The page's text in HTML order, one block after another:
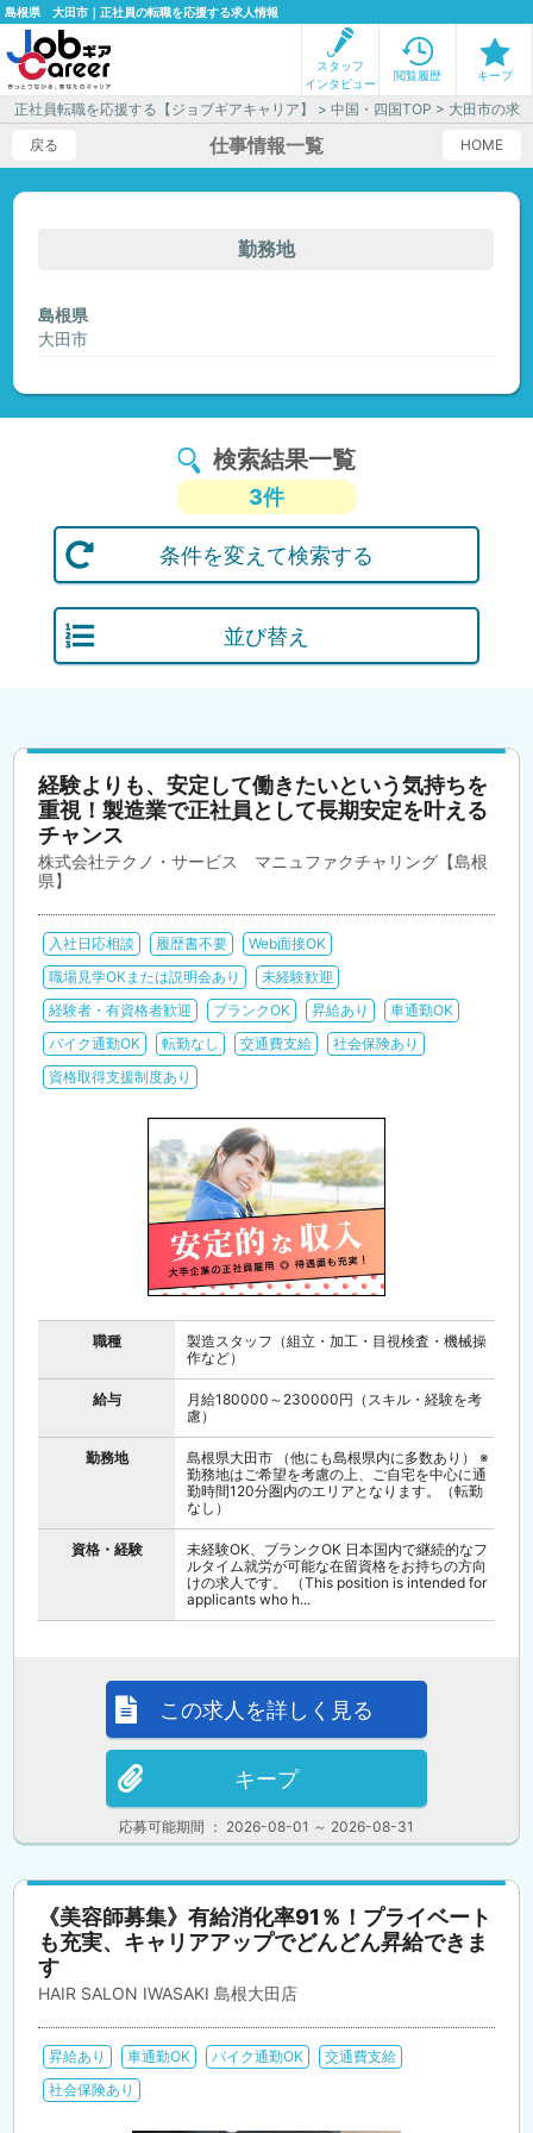
島根県 大田市｜正社員の転職を応援する求人情報
スタッフ
インタビュー
閲覧履歴 キープ
正社員転職を応援する【ジョブギアキャリア】 >中国・四国TOP > 大田市の求
戻る
HOME
仕事情報一覧
勤務地
島根県
大田市
検索結果一覧
3件
条件を変えて検索する
並び替え
経験よりも、安定して働きたいという気持ちを
重視！製造業で正社員として長期安定を叶える
チャンス
株式会社テクノ・サービス マニュファクチャリング【島根
県】
入社日応相談 履歴書不要
Web面接OK
職場見学OKまたは説明会あり
未経験歓迎
経験者・有資格者歓迎
ブランクOK 昇給あり
車通勤OK
バイク通勤OK
転勤なし 交通費支給
社会保険あり
資格取得支援制度あり
職種
製造スタッフ（組立・加工・目視検査・機械操
作など）
給与
月給180000～230000円（スキル・経験を考
慮）
勤務地
島根県大田市 （他にも島根県内に多数あり） ※
勤務地はご希望を考慮の上、ご自宅を中心に通
勤時間120分圏内のエリアとなります。（転勤
なし）
資格・経験
未経験OK、ブランクOK 日本国内で継続的なフ
ルタイム就労が可能な在留資格をお持ちの方向
けの求人です。 （This position is intended for
applicants who h...
応募可能期間 ： 2026-08-01 ～ 2026-08-31
この求人を詳しく見る
キープ
《美容師募集》有給消化率91％！プライベート
も充実、キャリアアップでどんどん昇給できま
す
HAIR SALON IWASAKI 島根大田店
昇給あり 車通勤OK バイク通勤OK
交通費支給
社会保険あり